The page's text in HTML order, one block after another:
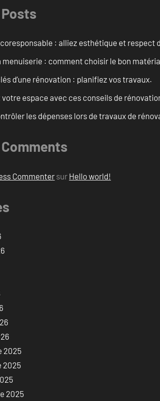
: alliez esthétique et respect
menuiserie : comment choisir le bon
d’une rénovation : planifiez vos travaux.
espace avec ces conseils de
les dépenses lors de travaux de
Commenter sur Hello world!
2025
2025
2025